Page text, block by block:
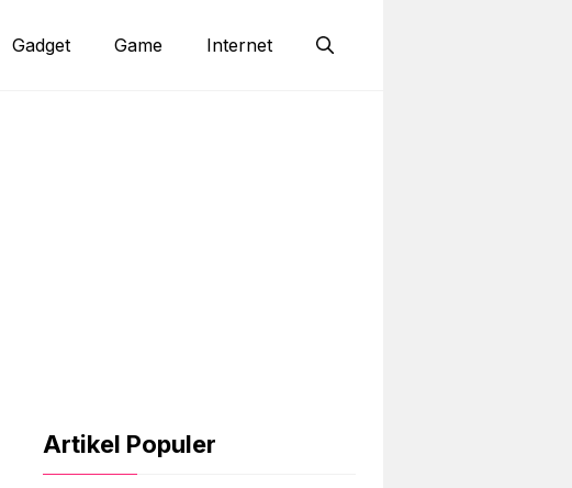
Gadget Game Internet
Artikel Populer